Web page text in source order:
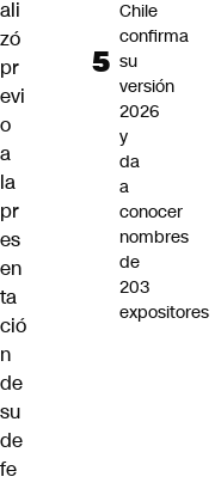
ali
zó
pr
evi
o
a
la
pr
es
en
ta
ció
n
de
su
de
fe
Chile
confirma
su
versión
2026
y
da
a
conocer
nombres
de
203
expositores